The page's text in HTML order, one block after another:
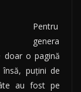
Pentru
genera
doar o pagină
puţini de
au fost pe